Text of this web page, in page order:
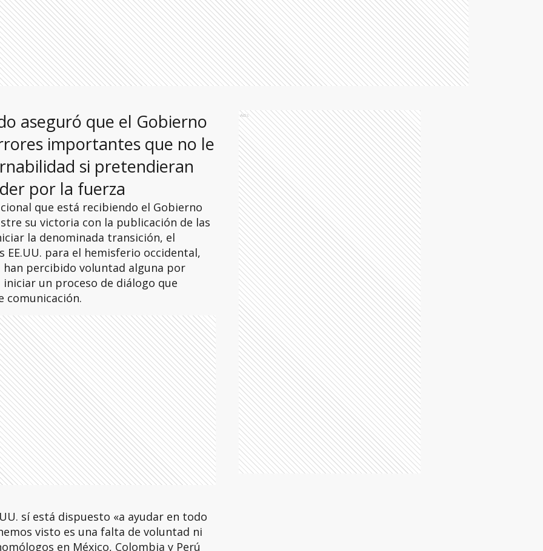
aseguró que el Gobierno
importantes que no le
si pretendieran
por la fuerza
que está recibiendo el Gobierno
su victoria con la publicación de las
la denominada transición, el
EE.UU. para el hemisferio occidental,
percibido voluntad alguna por
un proceso de diálogo que
comunicación.
sí está dispuesto «a ayudar en todo
visto es una falta de voluntad ni
en México, Colombia y Perú
Ads